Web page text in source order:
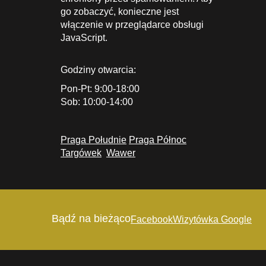
go zobaczyć, konieczne jest
włączenie w przeglądarce obsługi
JavaScript.
Godziny otwarcia:
Pon-Pt: 9:00-18:00
Sob: 10:00-14:00
Praga Południe Praga Północ
Targówek Wawer
Bądź na bieżącoFacebookWizytówka Google